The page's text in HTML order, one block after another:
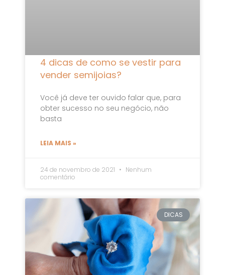
4 dicas de como se vestir para
vender semijoias?
Você já deve ter ouvido falar que, para
obter sucesso no seu negócio, não
basta
LEIA MAIS »
24 de novembro de 2021
Nenhum
comentário
DICAS